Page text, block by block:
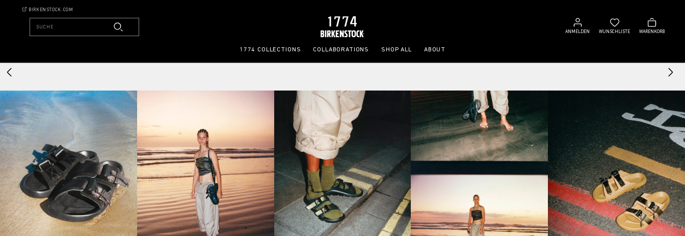
BIRKENSTOCK.COM
SUCHE
ANMELDEN
Anmelden
WUNSCHLISTE
Wunschliste
WARENKORB
Warenkorb
1774 COLLECTIONS COLLABORATIONS SHOP ALL ABOUT